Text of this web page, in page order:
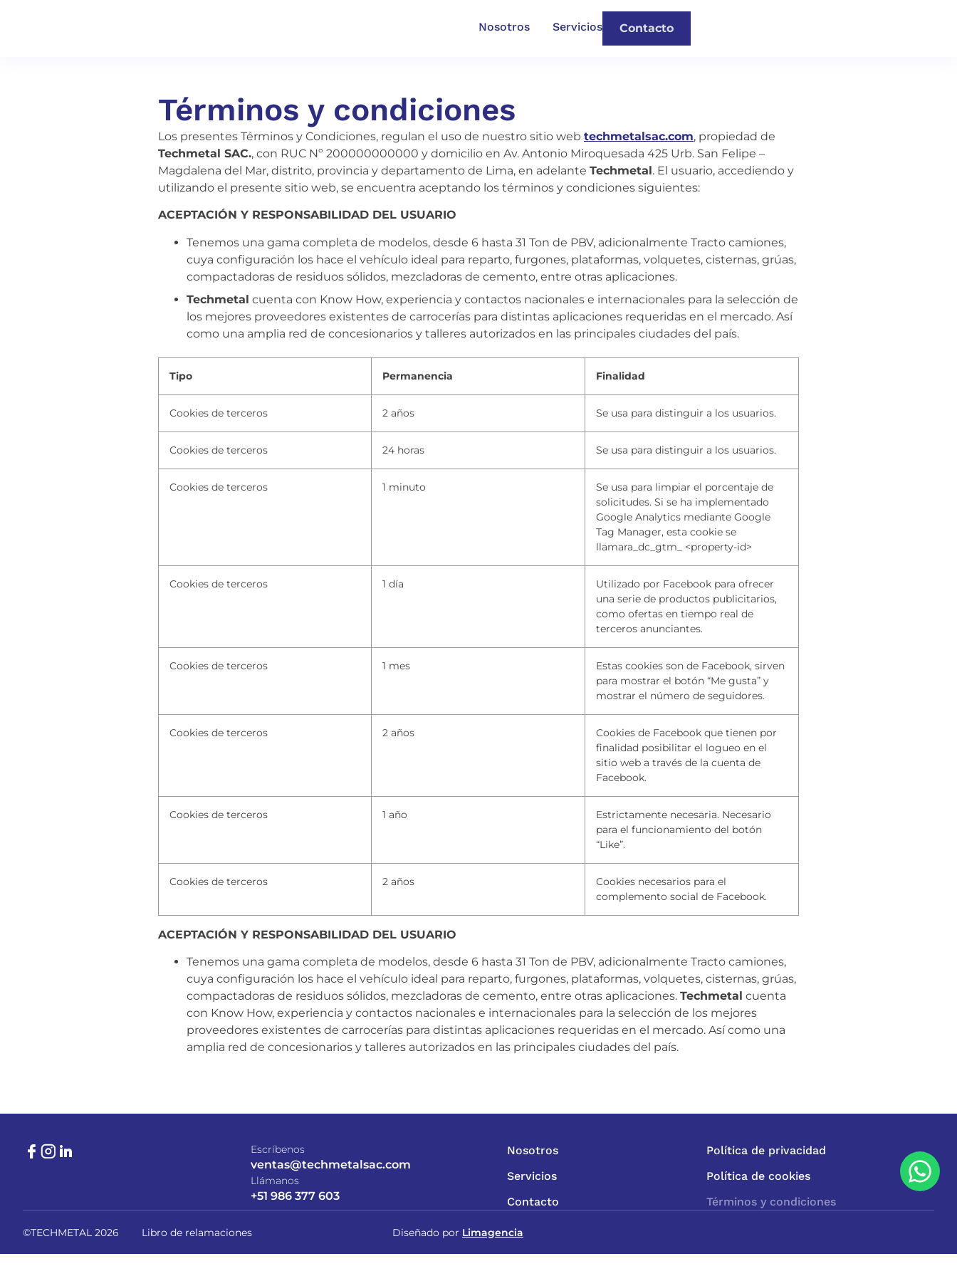
Nosotros Servicios Contacto
Términos y condiciones
Los presentes Términos y Condiciones, regulan el uso de nuestro sitio web techmetalsac.com, propiedad de
Techmetal SAC., con RUC Nº 200000000000 y domicilio en Av. Antonio Miroquesada 425 Urb. San Felipe –
Magdalena del Mar, distrito, provincia y departamento de Lima, en adelante Techmetal. El usuario, accediendo y
utilizando el presente sitio web, se encuentra aceptando los términos y condiciones siguientes:
ACEPTACIÓN Y RESPONSABILIDAD DEL USUARIO
Tenemos una gama completa de modelos, desde 6 hasta 31 Ton de PBV, adicionalmente Tracto camiones,
cuya configuración los hace el vehículo ideal para reparto, furgones, plataformas, volquetes, cisternas, grúas,
compactadoras de residuos sólidos, mezcladoras de cemento, entre otras aplicaciones.
Techmetal cuenta con Know How, experiencia y contactos nacionales e internacionales para la selección de
los mejores proveedores existentes de carrocerías para distintas aplicaciones requeridas en el mercado. Así
como una amplia red de concesionarios y talleres autorizados en las principales ciudades del país.
Tipo Permanencia Finalidad
Cookies de terceros 2 años Se usa para distinguir a los usuarios.
Cookies de terceros 24 horas Se usa para distinguir a los usuarios.
Cookies de terceros 1 minuto
Se usa para limpiar el porcentaje de
solicitudes. Si se ha implementado
Google Analytics mediante Google
Tag Manager, esta cookie se
llamara_dc_gtm_ <property-id>
Cookies de terceros 1 día
Utilizado por Facebook para ofrecer
una serie de productos publicitarios,
como ofertas en tiempo real de
terceros anunciantes.
Cookies de terceros 1 mes
Estas cookies son de Facebook, sirven
para mostrar el botón “Me gusta” y
mostrar el número de seguidores.
Cookies de terceros 2 años
Cookies de Facebook que tienen por
finalidad posibilitar el logueo en el
sitio web a través de la cuenta de
Facebook.
Cookies de terceros 1 año
Estrictamente necesaria. Necesario
para el funcionamiento del botón
“Like”.
Cookies de terceros 2 años
Cookies necesarios para el
complemento social de Facebook.
ACEPTACIÓN Y RESPONSABILIDAD DEL USUARIO
Tenemos una gama completa de modelos, desde 6 hasta 31 Ton de PBV, adicionalmente Tracto camiones,
cuya configuración los hace el vehículo ideal para reparto, furgones, plataformas, volquetes, cisternas, grúas,
compactadoras de residuos sólidos, mezcladoras de cemento, entre otras aplicaciones. Techmetal cuenta
con Know How, experiencia y contactos nacionales e internacionales para la selección de los mejores
proveedores existentes de carrocerías para distintas aplicaciones requeridas en el mercado. Así como una
amplia red de concesionarios y talleres autorizados en las principales ciudades del país.
Escríbenos
ventas@techmetalsac.com
Llámanos
+51 986 377 603
Nosotros
Servicios
Contacto
Política de privacidad
Política de cookies
Términos y condiciones
©TECHMETAL 2026 Libro de relamaciones Diseñado por Limagencia